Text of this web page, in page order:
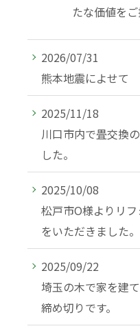
たな価値をご
2026/07/31
熊本地震によせて
2025/11/18
川口市内で畳交換
した。
2025/10/08
松戸市O様よりリ
をいただきました。
2025/09/22
埼玉の木で家を建
締め切りです。